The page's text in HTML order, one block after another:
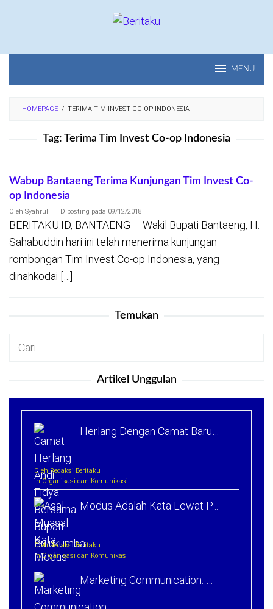
MENU
HOMEPAGE / TERIMA TIM INVEST CO-OP INDONESIA
Tag: Terima Tim Invest Co-op Indonesia
Wabup Bantaeng Terima Kunjungan Tim Invest Co-
op Indonesia
Oleh Syahrul Diposting pada 09/12/2018
BERITAKU.ID, BANTAENG – Wakil Bupati Bantaeng, H.
Sahabuddin hari ini telah menerima kunjungan
rombongan Tim Invest Co-op Indonesia, yang
dinahkodai […]
Temukan
Cari
Artikel Unggulan
Herlang Dengan Camat Baru…
Oleh Redaksi Beritaku
In Organisasi dan Komunikasi
Modus Adalah Kata Lewat P…
Oleh Redaksi Beritaku
In Organisasi dan Komunikasi
Marketing Communication: …